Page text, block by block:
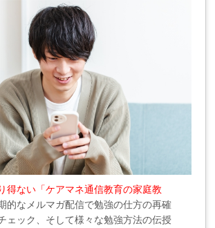
得ない「ケアマネ通信教育の家庭教
的なメルマガ配信で勉強の仕方の再確
ェック、そして様々な勉強方法の伝授